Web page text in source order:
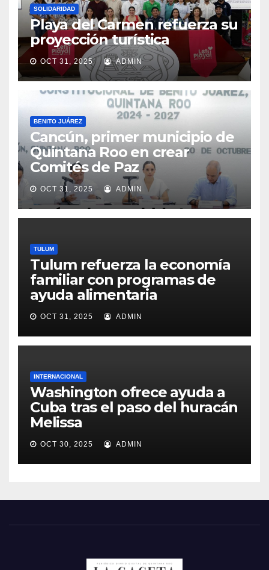
SOLIDARIDAD
Playa del Carmen refuerza su
proyección turística
OCT 31, 2025 ADMIN
BENITO JUÁREZ
Cancún, primer municipio de
Quintana Roo en crear
Comités de Paz
OCT 31, 2025 ADMIN
TULUM
Tulum refuerza la economía
familiar con programas de
ayuda alimentaria
OCT 31, 2025 ADMIN
INTERNACIONAL
Washington ofrece ayuda a
Cuba tras el paso del huracán
Melissa
OCT 30, 2025 ADMIN